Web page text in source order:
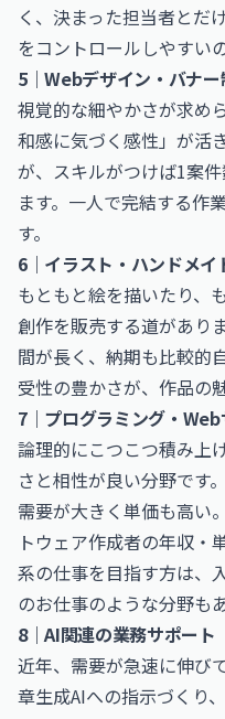
く、決まった担当者とだ
をコントロールしやすい
5｜Webデザイン・バナ
視覚的な細やかさが求め
和感に気づく感性」が活
が、スキルがつけば1案
ます。一人で完結する作
す。
6｜イラスト・ハンドメ
もともと絵を描いたり、
創作を販売する道があり
間が長く、納期も比較的
受性の豊かさが、作品の
7｜プログラミング・
論理的にこつこつ積み上
さと相性が良い分野です
需要が大きく単価も高い
トウェア作成者の年収・
系の仕事を目指す方は、
のお仕事のような分野も
8｜AI関連の業務サポート
近年、需要が急速に伸び
章生成AIへの指示づくり